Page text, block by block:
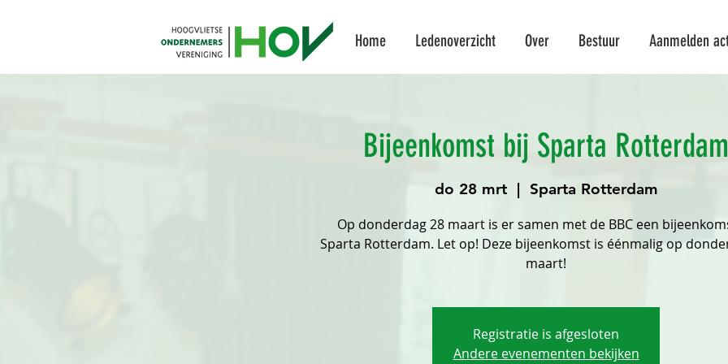
Home Ledenoverzicht Over Bestuur Aanmelden
Bijeenkomst bij Sparta Rotterdam
do 28 mrt
  |
Sparta Rotterdam
Op donderdag 28 maart is er samen met de BBC een
Sparta Rotterdam. Let op! Deze bijeenkomst is éénmalig op
maart!
Registratie is afgesloten
Andere evenementen bekijken